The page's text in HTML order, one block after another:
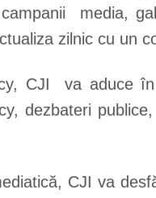
media,
zilnic cu
CJI va aduce
dezbateri
CJI va